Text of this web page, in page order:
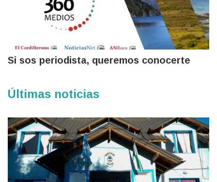
Si sos periodista, queremos conocerte
Últimas noticias